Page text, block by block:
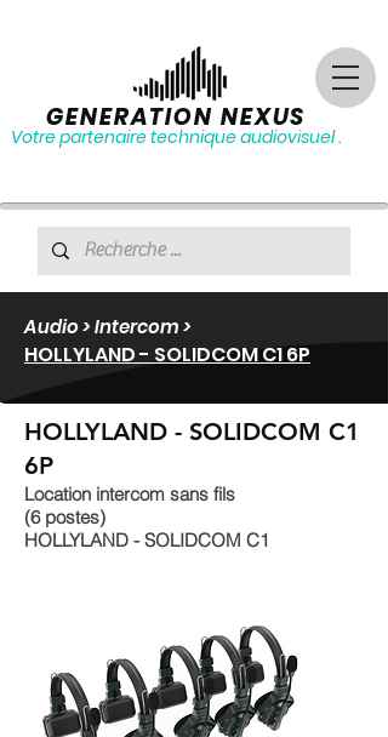
Votre partenaire technique audiovisuel .
GENERATION NEXUS
Audio > Intercom >
HOLLYLAND - SOLIDCOM C1 6P
HOLLYLAND - SOLIDCOM C1
6P
Location intercom sans fils
(6 postes)
HOLLYLAND - SOLIDCOM C1